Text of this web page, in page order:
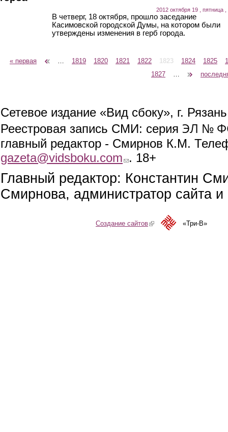
2012 октября 19 , пятница ,
В четверг, 18 октября, прошло заседание
Касимовской городской Думы, на котором были
утверждены изменения в герб города.
Страницы
« первая 1819 1820 1821 1822 1823 1824 1825
1827
Сетевое издание «Вид сбоку», г.
Реестровая запись СМИ: серия ЭЛ №
главный редактор - Смирнов К.М.
gazeta@vidsboku.com (link sends e-mail)
. 18+
Главный редактор: Константин
Смирнова, администратор сайта
Создание сайтов(link is external)«Три-В»